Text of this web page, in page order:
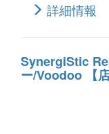
詳細情報
SynergiStic
ー/Voodoo 【